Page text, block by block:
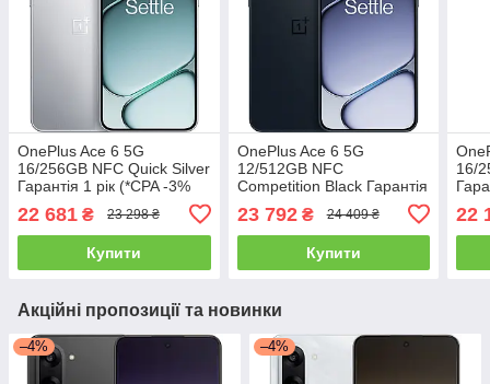
OnePlus Ace 6 5G
16/256GB NFC Quick Silver
Гарантія 1 рік (*CPA -3%
22 681 ₴ 23 298 ₴
Купити
OnePlus Ace 6 5G
12/512GB NFC
Competition Black Гарантія
1 рік (*CPA -3% Знижка)_L
23 792₴ 24 409 ₴
Купити
16/
22
Акційні пропозиції та новинки
–4% –4%